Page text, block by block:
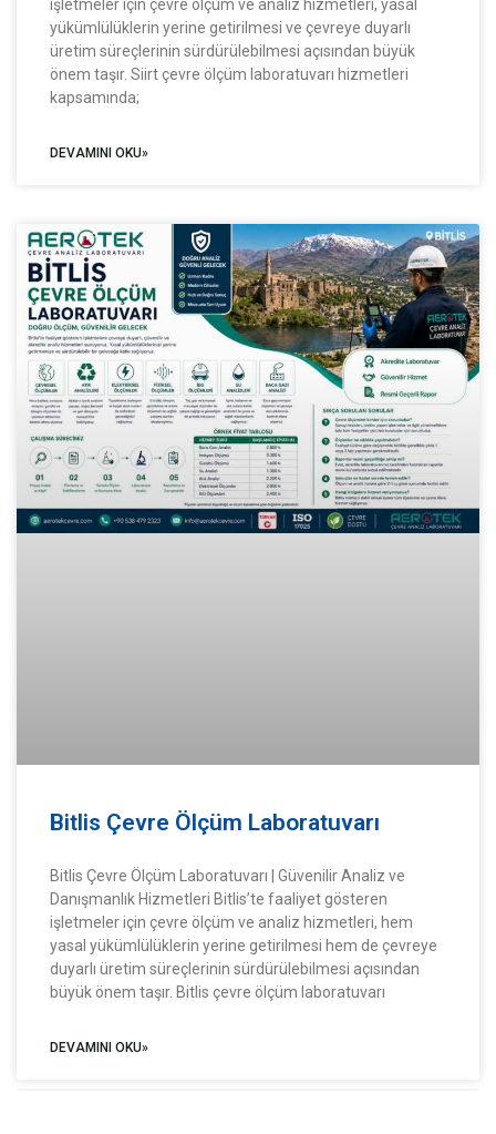
işletmeler için çevre ölçüm ve analiz hizmetleri, yasal
yükümlülüklerin yerine getirilmesi ve çevreye duyarlı
üretim süreçlerinin sürdürülebilmesi açısından büyük
önem taşır. Siirt çevre ölçüm laboratuvarı hizmetleri
kapsamında;
DEVAMINI OKU»
Bitlis Çevre Ölçüm Laboratuvarı
Bitlis Çevre Ölçüm Laboratuvarı | Güvenilir Analiz ve
Danışmanlık Hizmetleri Bitlis’te faaliyet gösteren
işletmeler için çevre ölçüm ve analiz hizmetleri, hem
yasal yükümlülüklerin yerine getirilmesi hem de çevreye
duyarlı üretim süreçlerinin sürdürülebilmesi açısından
büyük önem taşır. Bitlis çevre ölçüm laboratuvarı
DEVAMINI OKU»